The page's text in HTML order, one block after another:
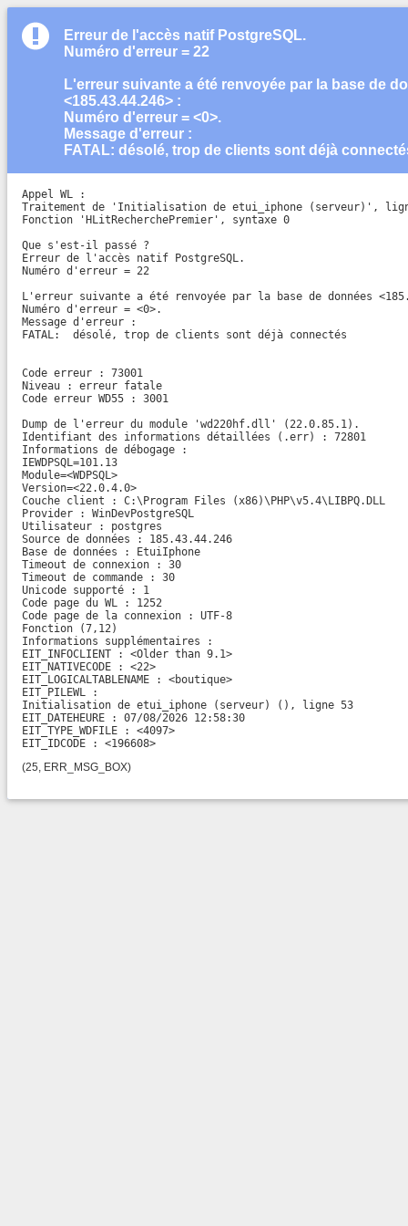
Erreur de l'accès natif PostgreSQL.
Numéro d'erreur = 22
L'erreur suivante a été renvoyée par la base de
<185.43.44.246> :
Numéro d'erreur = <0>.
Message d'erreur :
FATAL: désolé, trop de clients sont déjà
Appel WL :
Traitement de 'Initialisation de etui_iphone (serveur)',
Fonction 'HLitRecherchePremier', syntaxe 0
Que s'est-il passé ?
Erreur de l'accès natif PostgreSQL.
Numéro d'erreur = 22
L'erreur suivante a été renvoyée par la base de données
Numéro d'erreur = <0>.
Message d'erreur :
FATAL:  désolé, trop de clients sont déjà connectés
Code erreur : 73001
Niveau : erreur fatale
Code erreur WD55 : 3001
Dump de l'erreur du module 'wd220hf.dll' (22.0.85.1).
Identifiant des informations détaillées (.err) : 72801
Informations de débogage :
IEWDPSQL=101.13
Module=<WDPSQL>
Version=<22.0.4.0>
Couche client : C:\Program Files (x86)\PHP\v5.4\LIBPQ.DLL
Provider : WinDevPostgreSQL
Utilisateur : postgres
Source de données : 185.43.44.246
Base de données : EtuiIphone
Timeout de connexion : 30
Timeout de commande : 30
Unicode supporté : 1
Code page du WL : 1252
Code page de la connexion : UTF-8
Fonction (7,12)
Informations supplémentaires :
EIT_INFOCLIENT : <Older than 9.1>
EIT_NATIVECODE : <22>
EIT_LOGICALTABLENAME : <boutique>
EIT_PILEWL :
Initialisation de etui_iphone (serveur) (), ligne 53
EIT_DATEHEURE : 07/08/2026 12:58:30
EIT_TYPE_WDFILE : <4097>
EIT_IDCODE : <196608>
(25, ERR_MSG_BOX)